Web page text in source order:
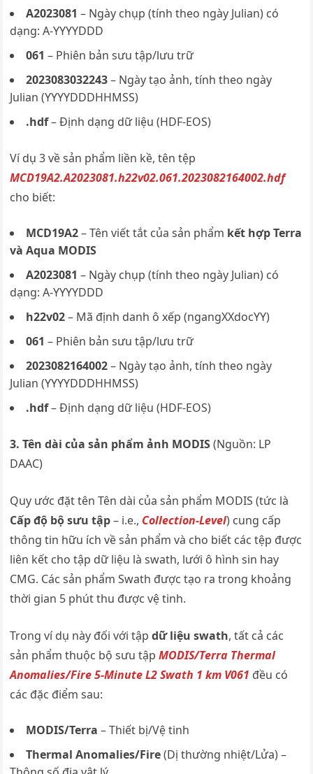
A2023081– Ngày chụp (tính theo ngày Julian) có
dạng: A-YYYYDDD
061– Phiên bản sưu tập/lưu trữ
2023083032243– Ngày tạo ảnh, tính theo ngày
Julian (YYYYDDDHHMSS)
.hdf– Định dạng dữ liệu (HDF-EOS)
Ví dụ 3 về sản phẩm liền kề, tên tệp
MCD19A2.A2023081.h22v02.061.2023082164002.hdf
cho biết:
MCD19A2– Tên viết tắt của sản phẩm kết hợp Terra
và Aqua MODIS
A2023081– Ngày chụp (tính theo ngày Julian) có
dạng: A-YYYYDDD
h22v02– Mã định danh ô xếp (ngangXXdocYY)
061– Phiên bản sưu tập/lưu trữ
2023082164002– Ngày tạo ảnh, tính theo ngày
Julian (YYYYDDDHHMSS)
.hdf– Định dạng dữ liệu (HDF-EOS)
3. Tên dài của sản phẩm ảnh MODIS(Nguồn: LP
DAAC)
Quy ước đặt tên Tên dài của sản phẩm MODIS (tức là
Cấp độ bộ sưu tập– i.e., Collection-Level) cung cấp
thông tin hữu ích về sản phẩm và cho biết các tệp được
liên kết cho tập dữ liệu là swath, lưới ô hình sin hay
CMG. Các sản phẩm Swath được tạo ra trong khoảng
thời gian 5 phút thu được vệ tinh.
Trong ví dụ này đối với tậpdữ liệu swath, tất cả các
sản phẩm thuộc bộ sưu tậpMODIS/Terra Thermal
Anomalies/Fire 5-Minute L2 Swath 1 km V061 đều có
các đặc điểm sau:
MODIS/Terra – Thiết bị/Vệ tinh
Thermal Anomalies/Fire(Dị thường nhiệt/Lửa) –